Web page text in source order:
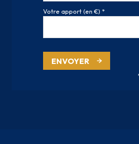
Votre apport (en €) *
ENVOYER